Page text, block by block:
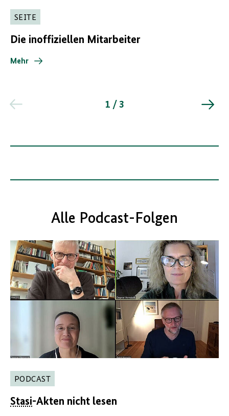
SEITE
Die inoffiziellen Mitarbeiter
Mehr
1 / 3
Alle Podcast-Folgen
PODCAST
Stasi-Akten nicht lesen